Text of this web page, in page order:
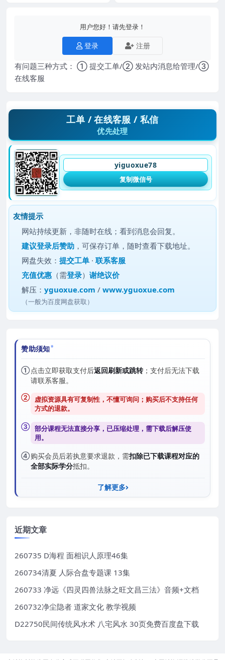
用户您好！请先登录！
登录 注册
有问题三种方式： ① 提交工单/② 发站内消息给管理/③
在线客服
工单 / 在线客服 / 私信
优先处理
yiguoxue78
复制微信号
友情提示
网站持续更新，非随时在线；看到消息会回复。
建议登录后赞助 ，可保存订单，随时查看下载地址。
网盘失效：提交工单 ·联系客服
充值优惠 （需登录）谢绝议价
解压：yguoxue.com /www.yguoxue.com
（一般为百度网盘获取）
赞助须知
①点击立即获取支付后返回刷新或跳转；支付后无法下载
请联系客服。
② 虚拟资源具有可复制性，不懂可询问；购买后不支持任何
方式的退款。
③ 部分课程无法直接分享，已压缩处理，需下载后解压使
用。
④购买会员后若执意要求退款，需扣除已下载课程对应的
全部实际学分抵扣。
了解更多
近期文章
260735 D海程 面相识人原理46集
260734清夏 人际合盘专题课 13集
260733 净远《四灵四兽法脉之旺文昌三法》音频+文档
260732净尘隐者 道家文化 教学视频
D22750民间传统风水术 八宅风水 30页免费百度盘下载